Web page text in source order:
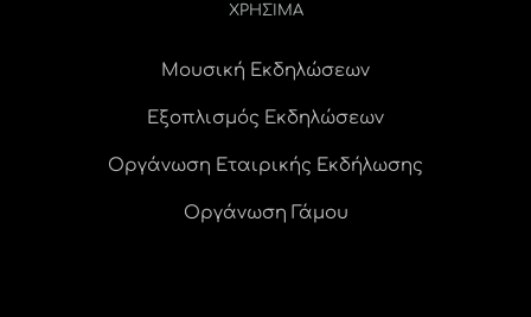
ΧΡΗΣΙΜΑ
Μουσική Εκδηλώσεων
Εξοπλισμός Εκδηλώσεων
Οργάνωση Εταιρικής Εκδήλωσης
Οργάνωση Γάμου